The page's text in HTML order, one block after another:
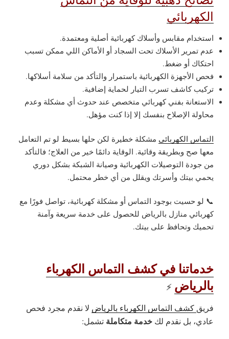
الكهربائي
استخدام مقابس وأسلاك كهربائية أصلية ومعتمدة.
عدم تمرير الأسلاك تحت السجاد أو الأماكن اللي ممكن تسبب
احتكاك أو ضغط.
فحص الأجهزة الكهربائية باستمرار والتأكد من سلامة أسلاكها.
تركيب كاشف تسرب التيار لحماية إضافية.
الاستعانة بفني كهربائي متخصص عند حدوث أي مشكلة وعدم
محاولة الإصلاح بنفسك إلا إذا كنت مؤهل.
التماس الكهربائي مشكلة خطيرة لكن حلها بسيط لو تم التعامل
معها صح وبطريقة وقائية. الوقاية دائمًا خير من العلاج؛ فالتأكد
من جودة التوصيلات الكهربائية وصيانة الشبكة بشكل دوري
يحمي بيتك وأسرتك ويقلل من أي خطر محتمل.
📞 لو حسيت بوجود التماس أو مشكلة كهربائية، تواصل فورًا مع
كهربائي منازل بالرياض للحصول على خدمة سريعة وآمنة
تحميك وتحافظ على بيتك.
خدماتنا في كشف التماس الكهرباء
بالرياض ⚡
فريق كشف التماس الكهرباء بالرياض لا نقدم مجرد فحص
عادي، بل نقدم لك خدمة متكاملة تشمل: